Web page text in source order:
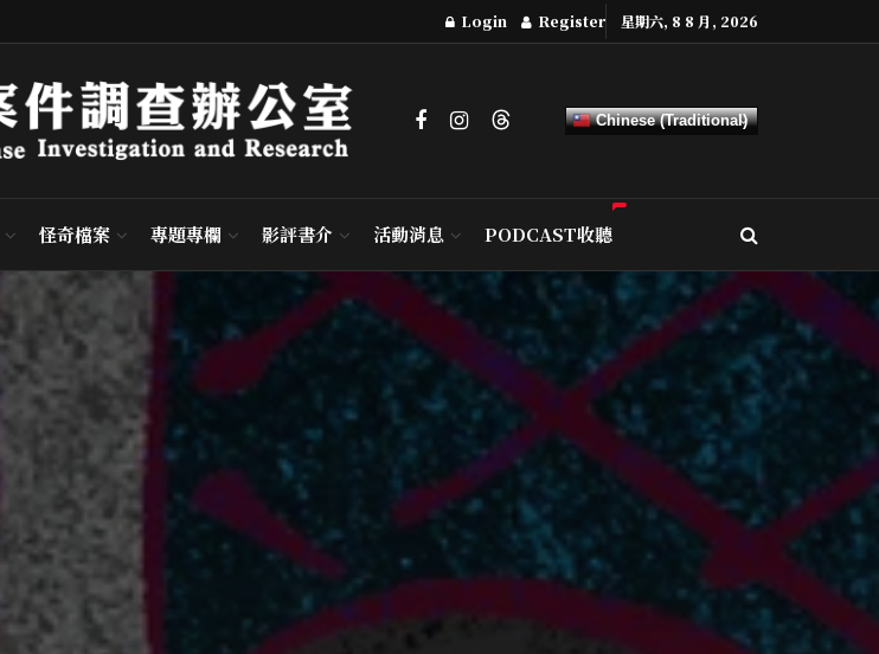
Login Register 星期六, 8 8 月, 2026
Chinese (Traditional)
怪奇檔案 專題專欄 影評書介 活動消息 PODCAST收聽